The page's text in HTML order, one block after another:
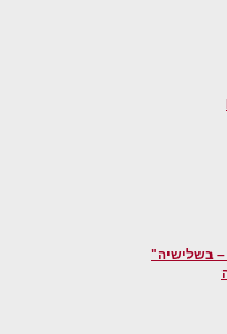
בשלישיה"